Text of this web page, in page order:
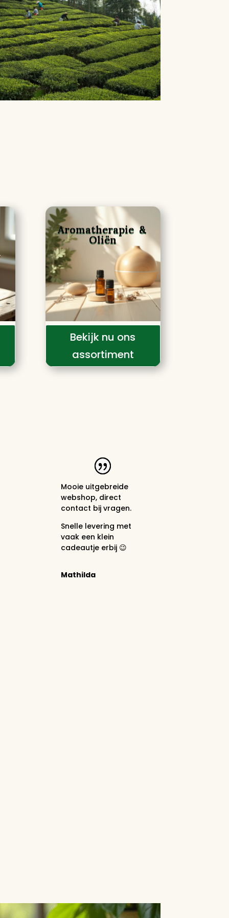
Aromatherapie &
Oliën
Bekijk nu ons
assortiment
Mooie uitgebreide
webshop, direct
contact bij vragen.
Snelle levering met
vaak een klein
cadeautje erbij 😉
Mathilda